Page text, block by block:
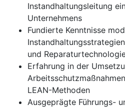
Instandhaltungsleitung
Unternehmens
Fundierte Kenntnisse
und
Erfahrung in der
LEAN-Methoden
Ausgeprägte Führungs-